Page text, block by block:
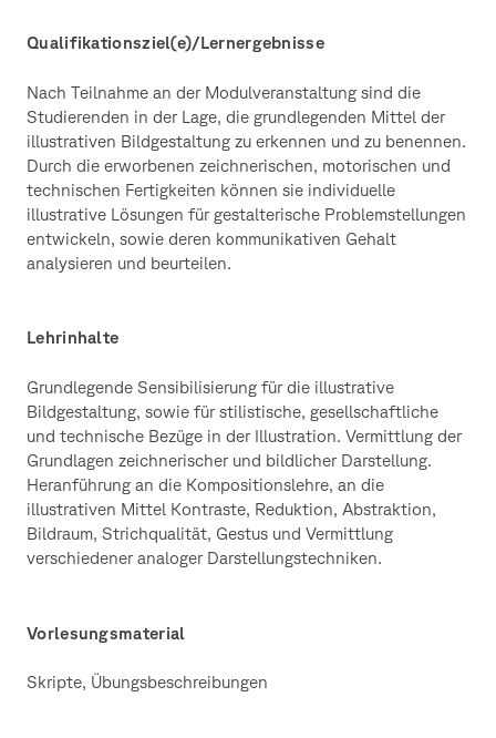
Qualifikationsziel(e)/Lernergebnisse
Nach Teilnahme an der Modulveranstaltung sind die
Studierenden in der Lage, die grundlegenden Mittel der
illustrativen Bildgestaltung zu erkennen und zu benennen.
Durch die erworbenen zeichnerischen, motorischen und
technischen Fertigkeiten können sie individuelle
illustrative Lösungen für gestalterische Problemstellungen
entwickeln, sowie deren kommunikativen Gehalt
analysieren und beurteilen.
Lehrinhalte
Grundlegende Sensibilisierung für die illustrative
Bildgestaltung, sowie für stilistische, gesellschaftliche
und technische Bezüge in der Illustration. Vermittlung der
Grundlagen zeichnerischer und bildlicher Darstellung.
Heranführung an die Kompositionslehre, an die
illustrativen Mittel Kontraste, Reduktion, Abstraktion,
Bildraum, Strichqualität, Gestus und Vermittlung
verschiedener analoger Darstellungstechniken.
Vorlesungsmaterial
Skripte, Übungsbeschreibungen